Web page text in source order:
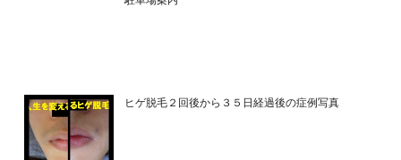
ヒゲ脱毛２回後から３５日経過後の症例写真